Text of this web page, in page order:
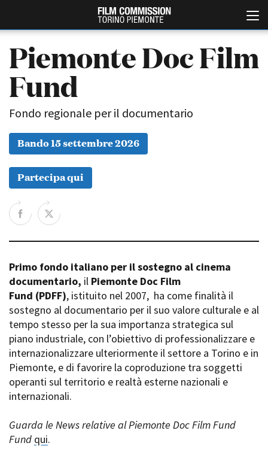
Chi siamo
Storia della Fondazione
Partner
Rete regionale
Bilancio sociale
Amministrazione
trasparente
Bandi e gare
Sostenibilità ambientale
SERVIZI
Servizi generali
Spazi nella sede FCTP
Sala Casting
Sala Paolo Tenna
Guarda che storia!
La Grazia - Immagini e
location della Torino di Paolo
Sorrentino
Open Day
Ciak in TOur!
FESTIVAL, MARKETS,
AWARDS
International Film Festival
Festival de Cannes
Piemonte Doc Film
Fund
Fondo regionale per il documentario
Bando 15 settembre 2026
Partecipa qui
Primo fondo italiano per il sostegno al cinema
documentario, il Piemonte Doc Film
Fund (PDFF), istituito nel 2007, ha come finalità il
sostegno al documentario per il suo valore culturale e al
tempo stesso per la sua importanza strategica sul
piano industriale, con l’obiettivo di professionalizzare e
internazionalizzare ulteriormente il settore a Torino e in
Piemonte, e di favorire la coproduzione tra soggetti
operanti sul territorio e realtà esterne nazionali e
internazionali.
Guarda le News relative al Piemonte Doc Film Fund
Fund qui.